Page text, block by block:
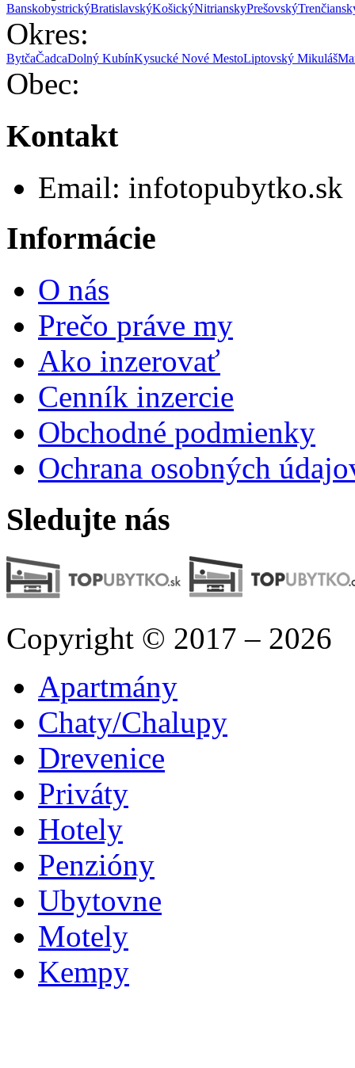
BanskobystrickýBratislavskýKošickýNitrianskyPrešovský
Okres:
BytčaČadcaDolný KubínKysucké Nové MestoLiptovský Mikuláš
Obec:
Kontakt
Email: infotopubytko.sk
Informácie
O nás
Prečo práve my
Ako inzerovať
Cenník inzercie
Obchodné podmienky
Ochrana osobných
Sledujte nás
Copyright © 2017 – 2026
Apartmány
Chaty/Chalupy
Drevenice
Priváty
Hotely
Penzióny
Ubytovne
Motely
Kempy